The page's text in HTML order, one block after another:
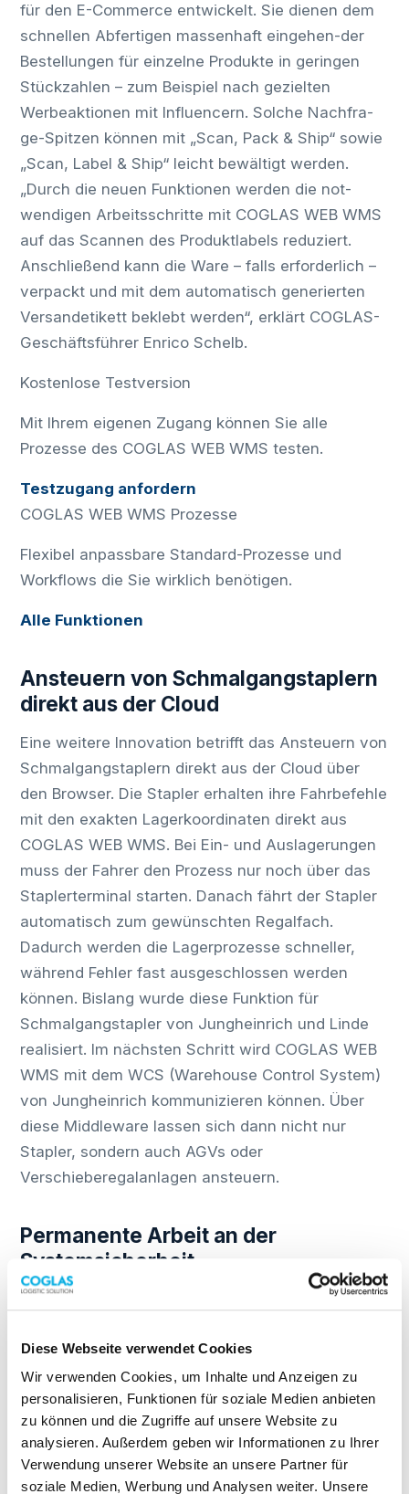
Diese Webseite verwendet Cookies
Wir verwenden Cookies, um Inhalte und Anzeigen zu
personalisieren, Funktionen für soziale Medien anbieten
zu können und die Zugriffe auf unsere Website zu
analysieren. Außerdem geben wir Informationen zu Ihrer
Verwendung unserer Website an unsere Partner für
soziale Medien, Werbung und Analysen weiter. Unsere
für den E-Commerce entwickelt. Sie dienen dem
schnellen Abfertigen massenhaft eingehen-der
Bestellungen für einzelne Produkte in geringen
Stückzahlen – zum Beispiel nach gezielten
Werbeaktionen mit Influencern. Solche Nachfra-
ge-Spitzen können mit „Scan, Pack & Ship“ sowie
„Scan, Label & Ship“ leicht bewältigt werden.
„Durch die neuen Funktionen werden die not-
wendigen Arbeitsschritte mit COGLAS WEB WMS
auf das Scannen des Produktlabels reduziert.
Anschließend kann die Ware – falls erforderlich –
verpackt und mit dem automatisch generierten
Versandetikett beklebt werden“, erklärt COGLAS-
Geschäftsführer Enrico Schelb.
Kostenlose Testversion
Mit Ihrem eigenen Zugang können Sie alle
Prozesse des COGLAS WEB WMS testen.
Testzugang anfordern
COGLAS WEB WMS Prozesse
Flexibel anpassbare Standard-Prozesse und
Workflows die Sie wirklich benötigen.
Alle Funktionen
Ansteuern von Schmalgangstaplern
direkt aus der Cloud
Eine weitere Innovation betrifft das Ansteuern von
Schmalgangstaplern direkt aus der Cloud über
den Browser. Die Stapler erhalten ihre Fahrbefehle
mit den exakten Lagerkoordinaten direkt aus
COGLAS WEB WMS. Bei Ein- und Auslagerungen
muss der Fahrer den Prozess nur noch über das
Staplerterminal starten. Danach fährt der Stapler
automatisch zum gewünschten Regalfach.
Dadurch werden die Lagerprozesse schneller,
während Fehler fast ausgeschlossen werden
können. Bislang wurde diese Funktion für
Schmalgangstapler von Jungheinrich und Linde
realisiert. Im nächsten Schritt wird COGLAS WEB
WMS mit dem WCS (Warehouse Control System)
von Jungheinrich kommunizieren können. Über
diese Middleware lassen sich dann nicht nur
Stapler, sondern auch AGVs oder
Verschieberegalanlagen ansteuern.
Permanente Arbeit an der
Systemsicherheit
Parallel zu den Lagerfunktionen arbeitet COGLAS
Cyber Security Engineers von externen
Dienstleistern führen regelmäßige Pentests durch.
Mit simulierten Hackerangriffen werden
Schwachstellen aufgedeckt, bevor ein echter
Hacker sie ausnutzen kann. Für 2025 strebt
COGLAS eine Zertifizierung gemäß ISO 27001 an.